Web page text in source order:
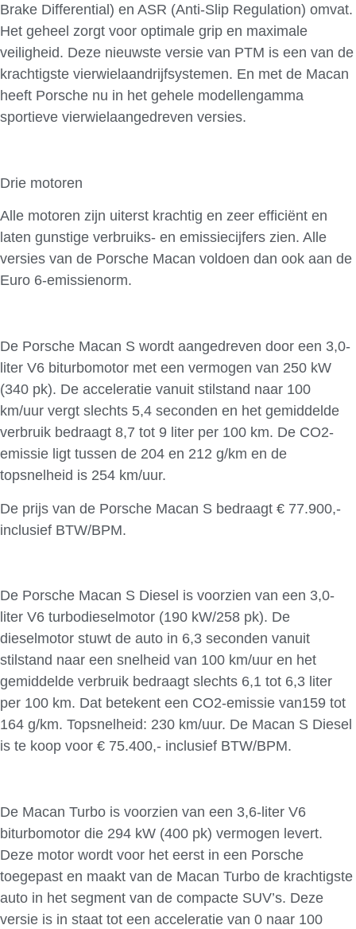
Brake Differential) en ASR (Anti-Slip Regulation) omvat.
Het geheel zorgt voor optimale grip en maximale
veiligheid. Deze nieuwste versie van PTM is een van de
krachtigste vierwielaandrijfsystemen. En met de Macan
heeft Porsche nu in het gehele modellengamma
sportieve vierwielaangedreven versies.
Drie motoren
Alle motoren zijn uiterst krachtig en zeer efficiënt en
laten gunstige verbruiks- en emissiecijfers zien. Alle
versies van de Porsche Macan voldoen dan ook aan de
Euro 6-emissienorm.
De Porsche Macan S wordt aangedreven door een 3,0-
liter V6 biturbomotor met een vermogen van 250 kW
(340 pk). De acceleratie vanuit stilstand naar 100
km/uur vergt slechts 5,4 seconden en het gemiddelde
verbruik bedraagt 8,7 tot 9 liter per 100 km. De CO2-
emissie ligt tussen de 204 en 212 g/km en de
topsnelheid is 254 km/uur.
De prijs van de Porsche Macan S bedraagt € 77.900,-
inclusief BTW/BPM.
De Porsche Macan S Diesel is voorzien van een 3,0-
liter V6 turbodieselmotor (190 kW/258 pk). De
dieselmotor stuwt de auto in 6,3 seconden vanuit
stilstand naar een snelheid van 100 km/uur en het
gemiddelde verbruik bedraagt slechts 6,1 tot 6,3 liter
per 100 km. Dat betekent een CO2-emissie van159 tot
164 g/km. Topsnelheid: 230 km/uur. De Macan S Diesel
is te koop voor € 75.400,- inclusief BTW/BPM.
De Macan Turbo is voorzien van een 3,6-liter V6
biturbomotor die 294 kW (400 pk) vermogen levert.
Deze motor wordt voor het eerst in een Porsche
toegepast en maakt van de Macan Turbo de krachtigste
auto in het segment van de compacte SUV’s. Deze
versie is in staat tot een acceleratie van 0 naar 100